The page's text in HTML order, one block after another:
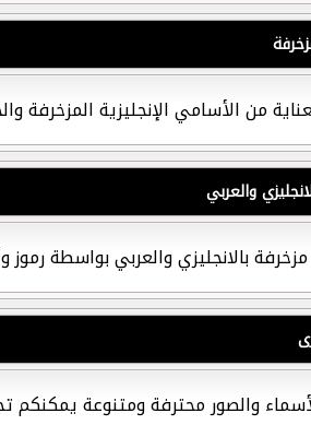
من الأسامي الإنجليزية
والعربي
بالانجليزي والعربي بواسطة
والصور محترفة ومتنوعة يمكنكم